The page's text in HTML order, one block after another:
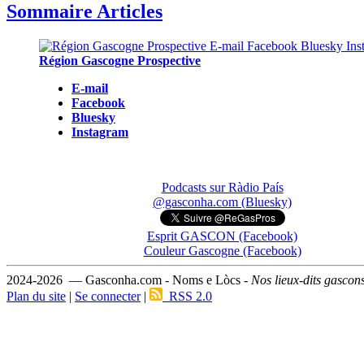
Sommaire Articles
Région Gascogne Prospective
E-mail
Facebook
Bluesky
Instagram
Podcasts sur Ràdio País
@gasconha.com (Bluesky)
Esprit GASCON (Facebook)
Couleur Gascogne (Facebook)
2024-2026 — Gasconha.com - Noms e Lòcs - Nos lieux-dits
Plan du site | Se connecter| RSS 2.0